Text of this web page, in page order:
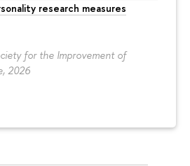
research measures
for the Improvement of
2026